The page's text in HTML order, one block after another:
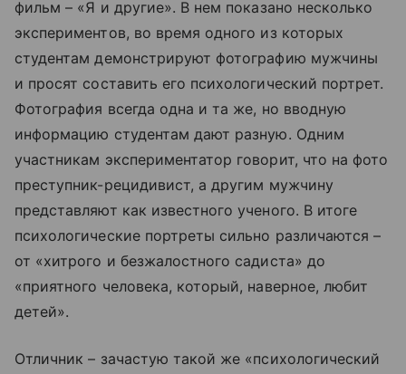
фильм – «Я и другие». В нем показано несколько
экспериментов, во время одного из которых
студентам демонстрируют фотографию мужчины
и просят составить его психологический портрет.
Фотография всегда одна и та же, но вводную
информацию студентам дают разную. Одним
участникам экспериментатор говорит, что на фото
преступник-рецидивист, а другим мужчину
представляют как известного ученого. В итоге
психологические портреты сильно различаются –
от «хитрого и безжалостного садиста» до
«приятного человека, который, наверное, любит
детей».
Отличник – зачастую такой же «психологический